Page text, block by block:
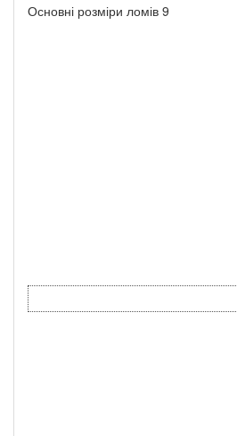
Основні розміри ломів 9